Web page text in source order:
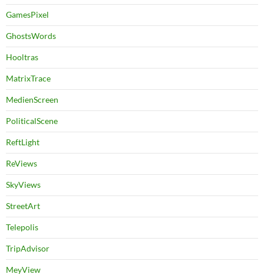
GamesPixel
GhostsWords
Hooltras
MatrixTrace
MedienScreen
PoliticalScene
ReftLight
ReViews
SkyViews
StreetArt
Telepolis
TripAdvisor
MeyView